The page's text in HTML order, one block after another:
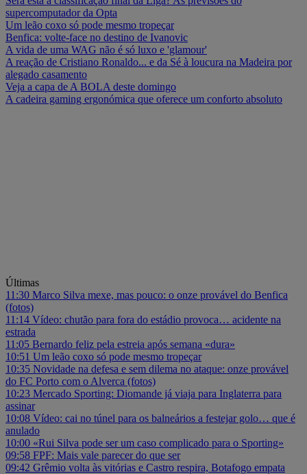
supercomputador da Opta
Um leão coxo só pode mesmo tropeçar
Benfica: volte-face no destino de Ivanovic
A vida de uma WAG não é só luxo e 'glamour'
A reação de Cristiano Ronaldo... e da Sé à loucura na Madeira por
alegado casamento
Veja a capa de A BOLA deste domingo
A cadeira gaming ergonómica que oferece um conforto absoluto
Últimas
11:30 Marco Silva mexe, mas pouco: o onze provável do Benfica
(fotos)
11:14 Vídeo: chutão para fora do estádio provoca… acidente na
estrada
11:05 Bernardo feliz pela estreia após semana «dura»
10:51 Um leão coxo só pode mesmo tropeçar
10:35 Novidade na defesa e sem dilema no ataque: onze provável
do FC Porto com o Alverca (fotos)
10:23 Mercado Sporting: Diomande já viaja para Inglaterra para
assinar
10:08 Vídeo: cai no túnel para os balneários a festejar golo… que é
anulado
10:00 «Rui Silva pode ser um caso complicado para o Sporting»
09:58 FPF: Mais vale parecer do que ser
09:42 Grêmio volta às vitórias e Castro respira, Botafogo empata